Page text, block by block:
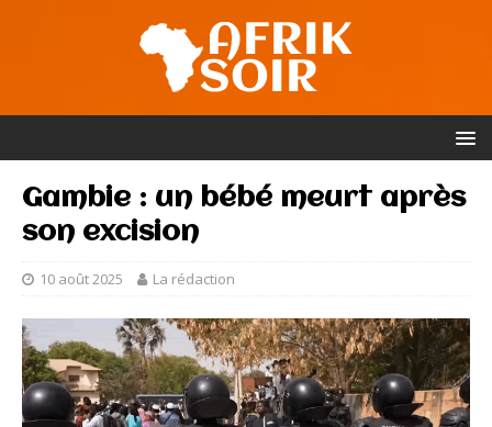
Gambie : un bébé meurt après
son excision
10 août 2025 La rédaction